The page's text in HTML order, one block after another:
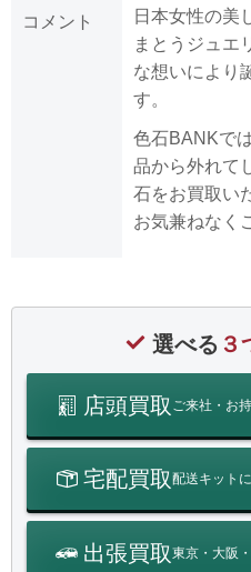
コメント
日本女性の美
まとうジュエ
な想いにより
す。
色石BANKで
品から外れて
石をお買取い
お気兼ねなく
選べる ３
店頭買取 ご来社・お
宅配買取配送キット
出張買取東京・大阪